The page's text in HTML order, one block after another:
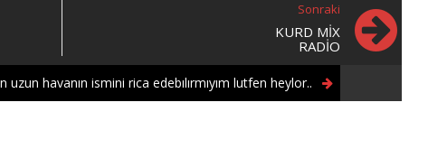
Sonraki
KURD MIX
RADIO
uzun havanın ismini rica edebılırmıyım lutfen heylor..